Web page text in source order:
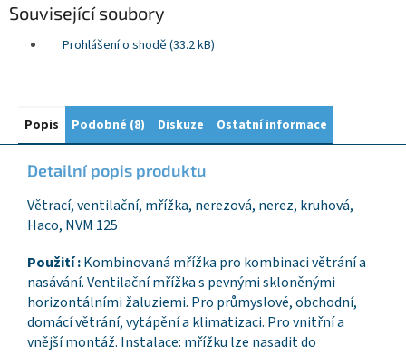
Související soubory
Prohlášení o shodě (33.2 kB)
Popis Podobné (8) Diskuze Ostatní informace
Detailní popis produktu
Větrací, ventilační, mřížka, nerezová, nerez, kruhová,
Haco, NVM 125
Použití :Kombinovaná mřížka pro kombinaci větrání a
nasávání. Ventilační mřížka s pevnými skloněnými
horizontálními žaluziemi. Pro průmyslové, obchodní,
domácí větrání, vytápění a klimatizaci. Pro vnitřní a
vnější montáž. Instalace: mřížku lze nasadit do